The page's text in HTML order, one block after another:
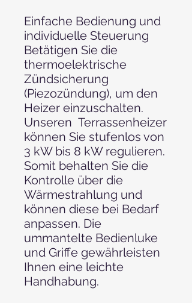
Einfache Bedienung und
individuelle Steuerung
Betätigen Sie die
thermoelektrische
Zündsicherung
(Piezozündung), um den
Heizer einzuschalten.
Unseren Terrassenheizer
können Sie stufenlos von
3 kW bis 8 kW regulieren.
Somit behalten Sie die
Kontrolle über die
Wärmestrahlung und
können diese bei Bedarf
anpassen. Die
ummantelte Bedienluke
und Griffe gewährleisten
Ihnen eine leichte
Handhabung.